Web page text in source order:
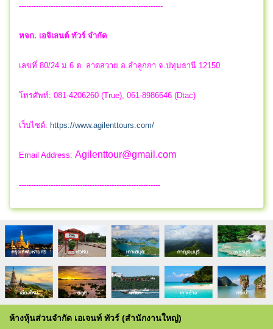
-----------------------------------------------------------
หจก. เอจิเลนต์ ทัวร์ จำกัด
เลขที่ 80/24 ม.6 ต. ลาดสวาย อ.ลำลูกกา จ.ปทุมธานี 12150
โทรศัพท์: 081-4206260 (True), 061-8986646 (Dtac)
เว็บไซต์: https://www.agilenttours.com/
Email Address: Agilenttour@gmail.com
----------------------------------------------------------
ห้างหุ้นส่วนจำกัด เอเจนท์ ทัวร์ (สำนักงานใหญ่)